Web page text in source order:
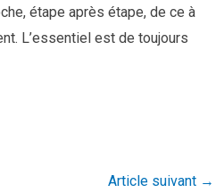
étape après étape, de ce à
L’essentiel est de toujours
Article suivant →